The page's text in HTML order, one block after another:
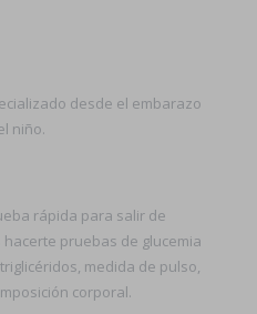
desde el embarazo
niño.
rápida para salir de
pruebas de glucemia
medida de pulso,
corporal.